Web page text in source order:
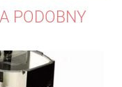
PODOBNY